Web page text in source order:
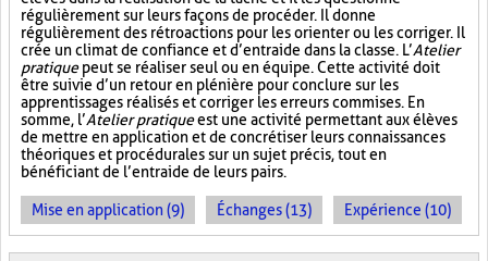
régulièrement sur leurs façons de procéder. Il donne
régulièrement des rétroactions pour les orienter ou les corriger. Il
crée un climat de confiance et d’entraide dans la classe. L’Atelier
pratiquepeut se réaliser seul ou en équipe. Cette activité doit
être suivie d’un retour en plénière pour conclure sur les
apprentissages réalisés et corriger les erreurs commises. En
somme, l’Atelier pratiqueest une activité permettant aux élèves
de mettre en application et de concrétiser leurs connaissances
théoriques et procédurales sur un sujet précis, tout en
bénéficiant de l’entraide de leurs pairs.
Mise en application (9) Échanges (13) Expérience (10)